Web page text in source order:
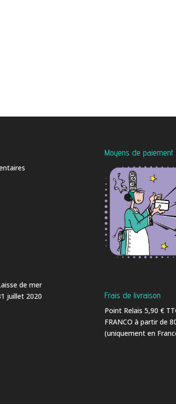
de mer
juillet 2020
Moyens de paiement
Frais de livraison
Point Relais 5,90 €
FRANCO à partir de
(uniquement en